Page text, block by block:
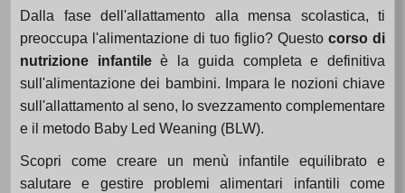
Dalla fase dell'allattamento alla mensa scolastica, ti
preoccupa l'alimentazione di tuo figlio? Questo corso di
nutrizione infantileè la guida completa e definitiva
sull'alimentazione dei bambini. Impara le nozioni chiave
sull'allattamento al seno, lo svezzamento complementare
e il metodo Baby Led Weaning (BLW).
Scopri come creare un menù infantile equilibrato e
salutare e gestire problemi alimentari infantili come